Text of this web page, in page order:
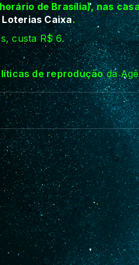
de Brasília), nas
Loterias Caixa.
custa R$ 6.
de reproduçãoda